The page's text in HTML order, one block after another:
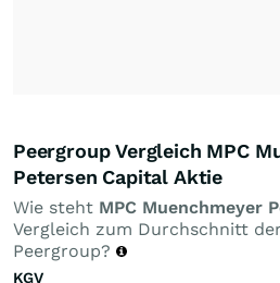
Peergroup Vergleich MPC
Petersen Capital Aktie
Wie steht MPC Muenchmeyer
Vergleich zum Durchschnitt
Peergroup?
KGV